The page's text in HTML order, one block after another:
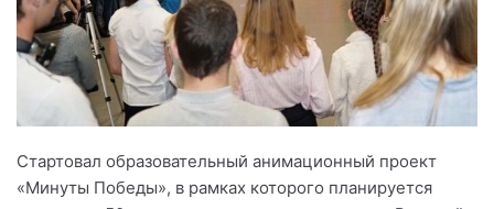
Стартовал образовательный анимационный проект
«Минуты Победы», в рамках которого планируется